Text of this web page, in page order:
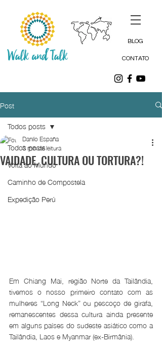
BLOG
CONTATO
Post
Todos posts
Volta ao Mundo
Caminho de Compostela
Expedição Perú
Todos posts
VAIDADE, CULTURA OU TORTURA?!
Danilo España
3 min de leitura
Em Chiang Mai, região Norte da Tailândia,
tivemos o nosso primeiro contato com as
mulheres “Long Neck” ou pescoço de girafa,
remanescentes dessa cultura ainda presente
em alguns países do sudeste asiático como a
Tailândia, Laos e Myanmar (ex-Birmânia).